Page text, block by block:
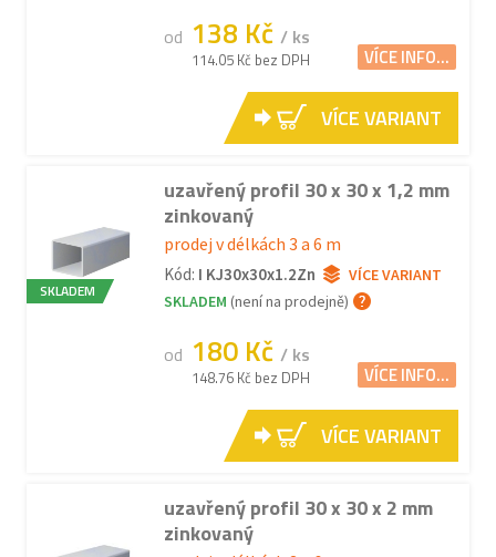
od 138 Kč / ks
114.05 Kč bez DPH VÍCE INFO...
VÍCE VARIANT
SKLADEM
uzavřený profil 30 x 30 x 1,2 mm
zinkovaný
prodej v délkách 3 a 6 m
Kód: I KJ30x30x1.2Zn
VÍCE VARIANT
SKLADEM (není na prodejně)
od 180 Kč / ks
148.76 Kč bez DPH VÍCE INFO...
VÍCE VARIANT
uzavřený profil 30 x 30 x 2 mm
zinkovaný